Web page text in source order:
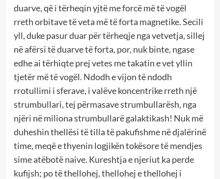
duarve, që i tërheqin yjtë me forcë më të vogël
rreth orbitave të veta më të forta magnetike. Secili
yll, duke pasur duar për tërheqje nga vetvetja, sillej
në afërsi të duarve të forta, por, nuk binte, ngase
edhe ai tërhiqte prej vetes me takatin e vet yllin
tjetër më të vogël. Ndodh e vijon të ndodh
rrotullimi i sferave, i valëve koncentrike rreth një
strumbullari, tej përmasave strumbullarësh, nga
njëri në miliona strumbullarë galaktikash! Nuk më
duheshin thellësi të tilla të pakufishme në djalërinë
time, meqë e thyenin logjikën tokësore të mendjes
sime atëbotë naive. Kureshtja e njeriut ka perde
kufijsh; po të thellohej, thellohej e thellohej i